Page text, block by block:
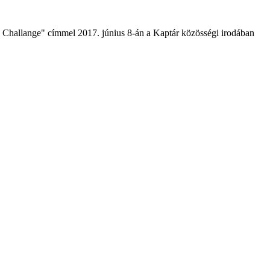
címmel 2017. június 8-án a Kaptár közösségi irodában